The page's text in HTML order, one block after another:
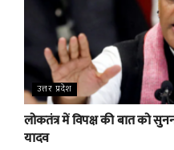
उत्तर प्रदेश
लोकतंत्र में विपक्ष की बात को
यादव